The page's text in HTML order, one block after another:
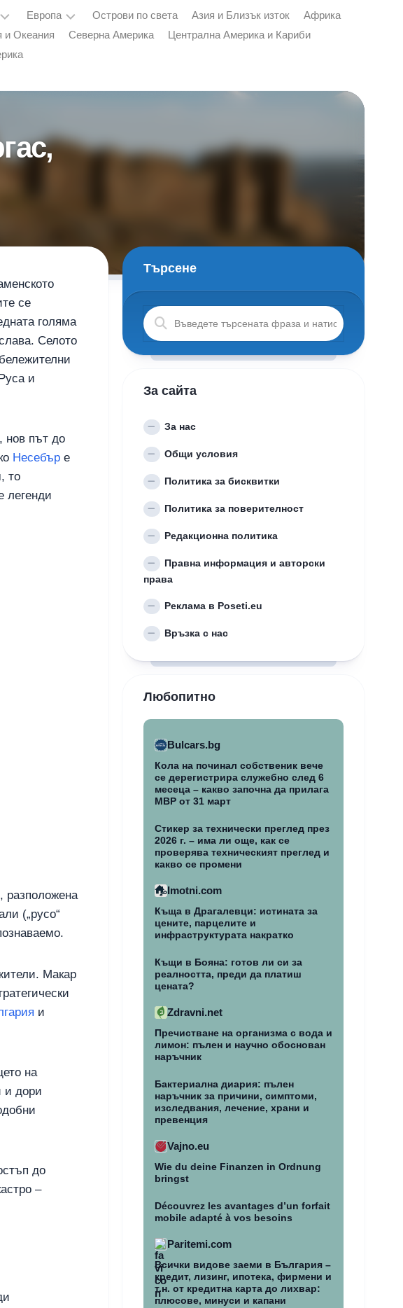
Европа
Чехия
Острови по света Азия и Близък изток
Африка
и Океания
Северна Америка
Централна Америка и Кариби
се
голяма
Селото
и
нов път до
Несебър е
то
легенди
разположена
(„русо“
Макар
и
на
и дори
до
–
Търсене
За сайта
За нас
Общи условия
Политика за бисквитки
Политика за поверителност
Редакционна политика
Правна информация и авторски
права
Реклама в Poseti.eu
Връзка с нас
Любопитно
Bulcars.bg
Кола на починал собственик вече
се дерегистрира служебно след 6
месеца – какво започна да прилага
МВР от 31 март
Стикер за технически преглед през
2026 г. – има ли още, как се
проверява техническият преглед и
какво се промени
Imotni.com
Къща в Драгалевци: истината за
цените, парцелите и
инфраструктурата накратко
Къщи в Бояна: готов ли си за
реалността, преди да платиш
цената?
Zdravni.net
Пречистване на организма с вода и
лимон: пълен и научно обоснован
наръчник
Бактериална диария: пълен
наръчник за причини, симптоми,
изследвания, лечение, храни и
превенция
Vajno.eu
Wie du deine Finanzen in Ordnung
bringst
Découvrez les avantages d’un forfait
mobile adapté à vos besoins
Paritemi.com
Всички видове заеми в България –
кредит, лизинг, ипотека, фирмени и
т.н. от кредитна карта до лихвар:
плюсове, минуси и капани